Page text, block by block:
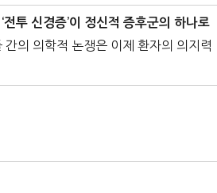
‘전투 신경증’이 정신적 증후군의 하나로
간의 의학적 논쟁은 이제 환자의 의지력